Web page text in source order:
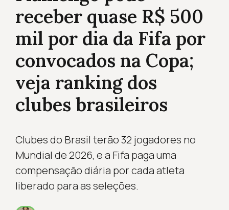
receber quase R$ 500
mil por dia da Fifa por
convocados na Copa;
veja ranking dos
clubes brasileiros
Clubes do Brasil terão 32 jogadores no
Mundial de 2026, e a Fifa paga uma
compensação diária por cada atleta
liberado para as seleções.